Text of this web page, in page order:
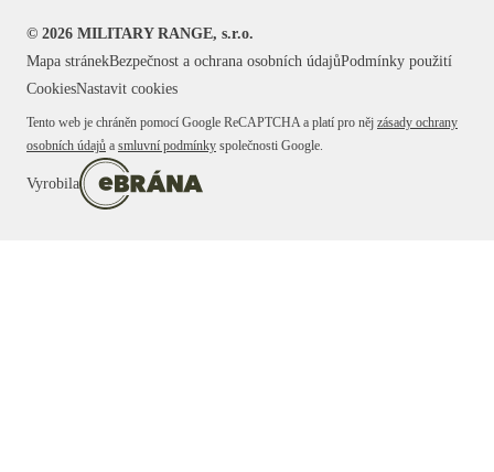
© 2026 MILITARY RANGE, s.r.o.
Mapa stránekBezpečnost a ochrana osobních údajůPodmínky použití
CookiesNastavit cookies
Tento web je chráněn pomocí Google ReCAPTCHA a platí pro něj zásady ochrany
osobních údajů a smluvní podmínky společnosti Google.
Vyrobila